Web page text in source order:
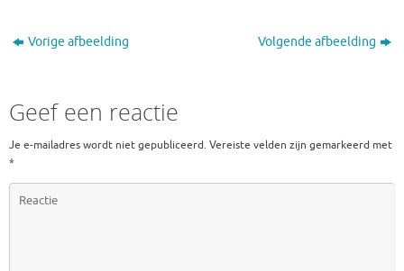
Vorige afbeelding Volgende afbeelding
Geef een reactie
Je e-mailadres wordt niet gepubliceerd. Vereiste velden zijn gemarkeerd met
*